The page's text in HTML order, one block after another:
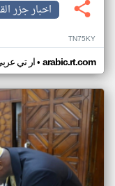
اخبار جزر
TN75KY
ار تي• arabic.rt.com